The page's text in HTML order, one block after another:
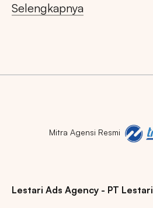
Selengkapnya
Mitra Agensi Resmi
Lestari Ads Agency - PT